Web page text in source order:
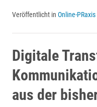
Award
Sechs
Preisträger
mit
wegweisenden
Veröffentlicht in Online-PRaxis
Digitale
aus der